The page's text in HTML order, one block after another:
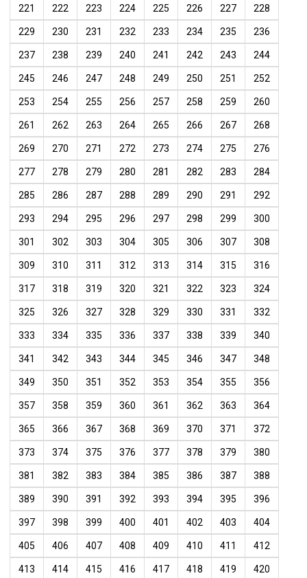
221 222 223 224 225 226 227 228
229 230 231 232 233 234 235 236
237 238 239 240 241 242 243 244
245 246 247 248 249 250 251 252
253 254 255 256 257 258 259 260
261 262 263 264 265 266 267 268
269 270 271 272 273 274 275 276
277 278 279 280 281 282 283 284
285 286 287 288 289 290 291 292
293 294 295 296 297 298 299 300
301 302 303 304 305 306 307 308
309 310 311 312 313 314 315 316
317 318 319 320 321 322 323 324
325 326 327 328 329 330 331 332
333 334 335 336 337 338 339 340
341 342 343 344 345 346 347 348
349 350 351 352 353 354 355 356
357 358 359 360 361 362 363 364
365 366 367 368 369 370 371 372
373 374 375 376 377 378 379 380
381 382 383 384 385 386 387 388
389 390 391 392 393 394 395 396
397 398 399 400 401 402 403 404
405 406 407 408 409 410 411 412
413 414 415 416 417 418 419 420